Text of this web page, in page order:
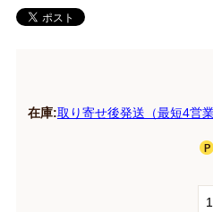
在庫:取り寄せ後発送（最短4営